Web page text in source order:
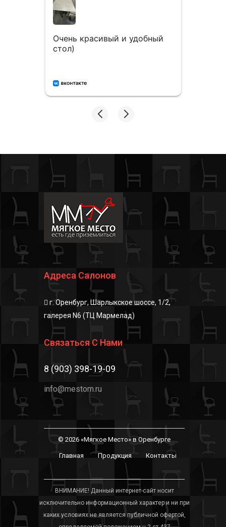
Очень красивый и удобный
стол)
Адреса Салонов
г. Оренбург, Шарлыкское шоссе, 1/2,
галерея N6 (ТЦ Мармелад)
Связаться С Нами
8 (903) 398-19-09
info@mestom.ru
© 2026 «Мягкое Место» в Оренбурге
Главная Продукция Контакты
ВНИМАНИЕ! Данный интернет-сайт носит
исключительно информационный характер и ни при
каких условиях не является публичной офертой,